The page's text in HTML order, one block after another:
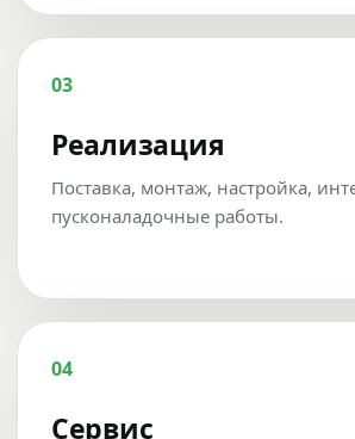
03
Реализация
Поставка, монтаж, настройка,
пусконаладочные работы.
04
Сервис